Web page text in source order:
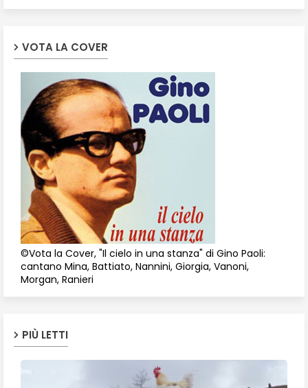
VOTA LA COVER
©Vota la Cover, "Il cielo in una stanza" di Gino Paoli:
cantano Mina, Battiato, Nannini, Giorgia, Vanoni,
Morgan, Ranieri
PIÙ LETTI